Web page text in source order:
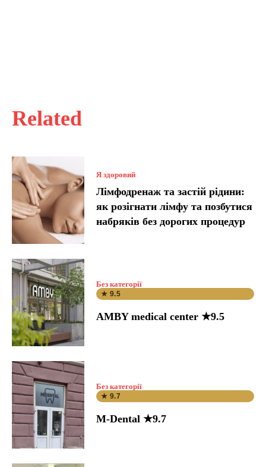
Related
Я здоровий
Лімфодренаж та застій рідини:
як розігнати лімфу та позбутися
набряків без дорогих процедур
Без категорії
★ 9.5
AMBY medical center ★9.5
Без категорії
★ 9.7
M-Dental ★9.7